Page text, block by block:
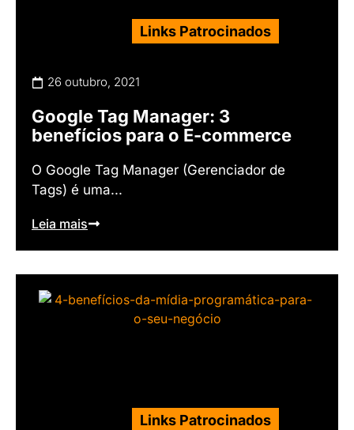
Links Patrocinados
26 outubro, 2021
Google Tag Manager: 3
benefícios para o E-commerce
O Google Tag Manager (Gerenciador de
Tags) é uma...
Leia mais
Links Patrocinados